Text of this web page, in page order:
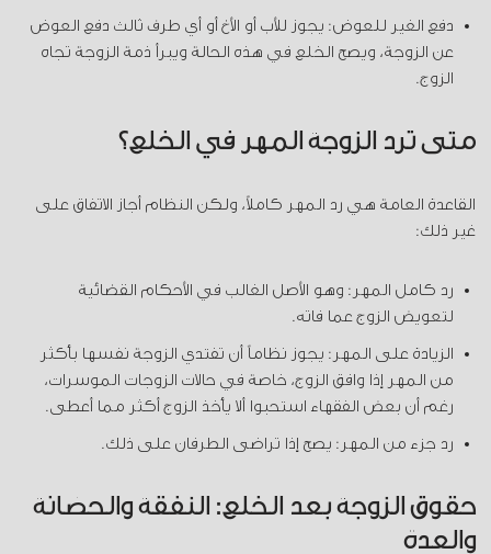
دفع الغير للعوض: يجوز للأب أو الأخ أو أي طرف ثالث دفع العوض
عن الزوجة، ويصح الخلع في هذه الحالة ويبرأ ذمة الزوجة تجاه
الزوج.
متى ترد الزوجة المهر في الخلع؟
القاعدة العامة هي رد المهر كاملاً، ولكن النظام أجاز الاتفاق على
غير ذلك:
رد كامل المهر: وهو الأصل الغالب في الأحكام القضائية
لتعويض الزوج عما فاته.
الزيادة على المهر: يجوز نظاماً أن تفتدي الزوجة نفسها بأكثر
من المهر إذا وافق الزوج، خاصة في حالات الزوجات الموسرات،
رغم أن بعض الفقهاء استحبوا ألا يأخذ الزوج أكثر مما أعطى.
رد جزء من المهر: يصح إذا تراضى الطرفان على ذلك.
حقوق الزوجة بعد الخلع: النفقة والحضانة
والعدة